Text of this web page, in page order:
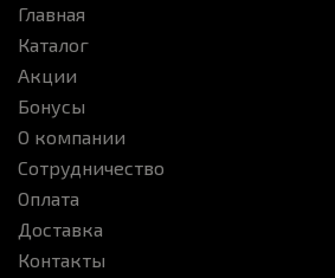
Главная
Каталог
Акции
Бонусы
О компании
Сотрудничество
Оплата
Доставка
Контакты